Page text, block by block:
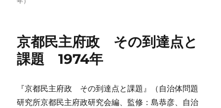
京都民主府政 その到達点と
課題 1974年
『京都民主府政 その到達点と課題』（自治体問題
研究所京都民主府政研究会編、監修：島恭彦、自治